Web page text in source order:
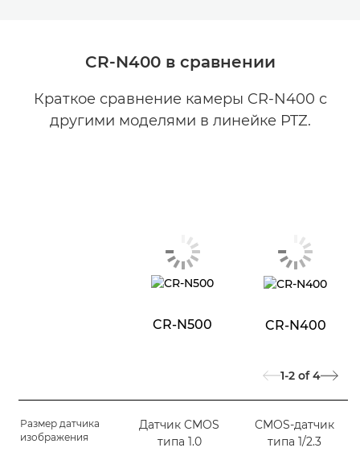
CR-N400 в сравнении
Краткое сравнение камеры CR-N400 с
другими моделями в линейке PTZ.
CR-N500 CR-N400
1-2 of 4
Размер датчика
изображения
Датчик CMOS
типа 1.0
CMOS-датчик
типа 1/2.3